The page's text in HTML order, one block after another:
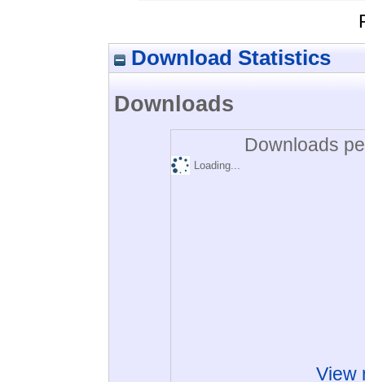
Download Statistics
Downloads
Downloads
Loading...
View